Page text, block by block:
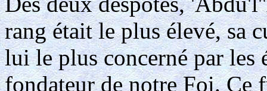
rang était le plus élevé, sa
lui le plus concerné par les
fondateur de notre Foi. Ce